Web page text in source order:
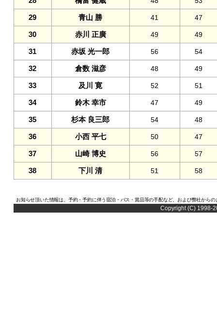
29 青山 勝 41 47
30 赤川 正廣 49 49
31 赤坂 光一郎 56 54
32 倉数 滋彦 48 49
33 及川 寛 52 51
34 鈴木 幸市 47 49
35 杉本 良三郎 54 48
36 小西 平七 50 47
37 山崎 博史 56 57
38 下川 清 51 58
お知らせ頂いた情報は、予約・予約に伴う宿泊・バス・賞品等の手配など、および弊社から
Copyright (C) 1998-